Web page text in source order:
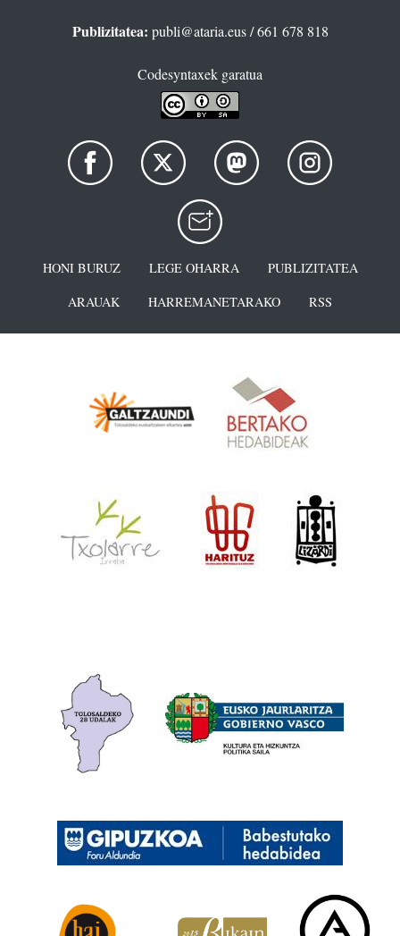
Publizitatea: publi@ataria.eus/ 661 678 818
Codesyntaxek garatua
HONI BURUZ LEGE OHARRA
PUBLIZITATEA
ARAUAK
HARREMANETARAKO RSS